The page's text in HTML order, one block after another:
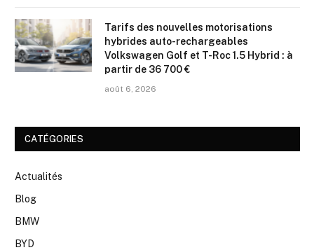
Tarifs des nouvelles motorisations
hybrides auto-rechargeables
Volkswagen Golf et T-Roc 1.5 Hybrid : à
partir de 36 700 €
août 6, 2026
CATÉGORIES
Actualités
Blog
BMW
BYD